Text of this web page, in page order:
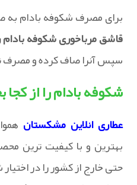
برای مصرف شکوفه بادام به
قاشق مرباخوری شکوفه
سپس آنرا صاف کرده و مصرف
شکوفه بادام را از کجا
عطاری انلاین مشکستان
بهترین و با کیفیت ترین
حتی خارج از کشور را در